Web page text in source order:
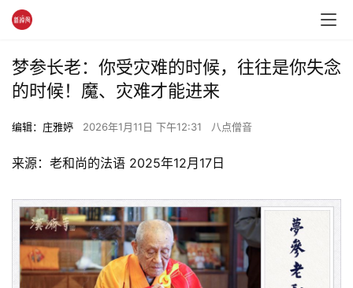
梦参长老：你受灾难的时候，往往是你失念
的时候！魔、灾难才能进来
编辑：庄雅婷 2026年1月11日 下午12:31 八点僧音
来源：老和尚的法语 2025年12月17日